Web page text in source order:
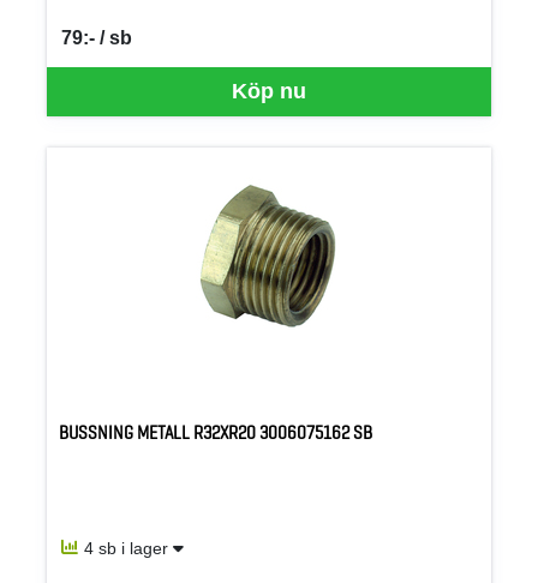
Köp nu
79:- / sb
SEK per SB
BUSSNING METALL R32XR20 3006075162 SB
4 sb i lager